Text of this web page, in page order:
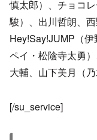
慎太郎）、チョコ
駿）、出川哲朗、西
Hey!Say!JUMP（
ペイ・松陰寺太勇
大輔、山下美月（
[/su_service]